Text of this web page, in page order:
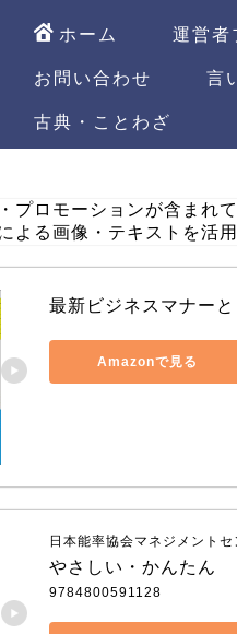
ホーム 運営者
お問い合わせ
言
古典・ことわざ
プロモーションが含まれて
よる画像・テキストを活用
最新ビジネスマナー
Amazonで見る
日本能率協会マネジメントセ
やさしい・かんたん
9784800591128